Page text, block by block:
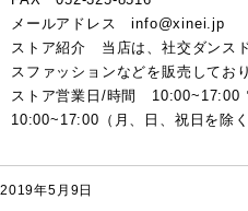
メールアドレス info@xinei.jp
ストア紹介 当店は、社交ダンス
スファッションなどを販売してお
ストア営業日/時間 10:00~17:00
10:00~17:00（月、日、祝日を除く
2019年5月9日